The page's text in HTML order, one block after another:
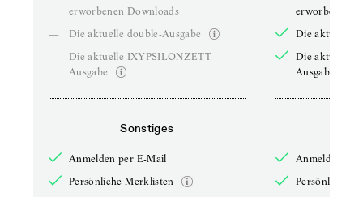
erworbenen Downloads
—
Die aktuelle double-Ausgabe
—
Die aktuelle IXYPSILONZETT-
Ausgabe
Sonstiges
Anmelden per E-Mail
Persönliche Merklisten
erworbenen
Die aktuelle
Die aktuelle
Ausgabe
Anmelden
Persönliche